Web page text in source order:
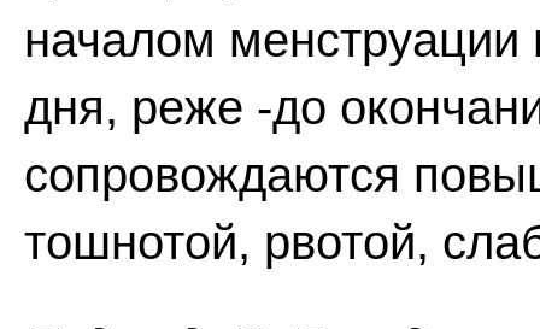
началом
дня, реже -до
сопровождаются
тошнотой, рвотой,